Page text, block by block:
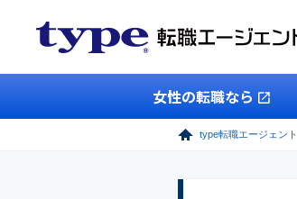
女性の転職なら
type転職エージェント